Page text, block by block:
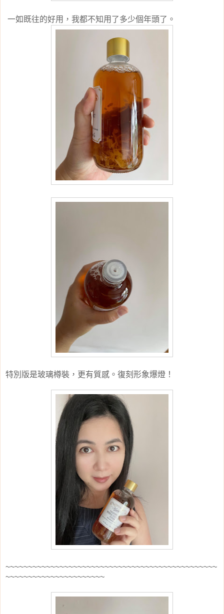
一如既往的好用，我都不知用了多少個年頭了。
特別版是玻璃樽裝，更有質感。復刻形象爆燈！
~~~~~~~~~~~~~~~~~~~~~~~~~~~~~~~~~~~~~~~~~~~~~~~
~~~~~~~~~~~~~~~~~~~~~~